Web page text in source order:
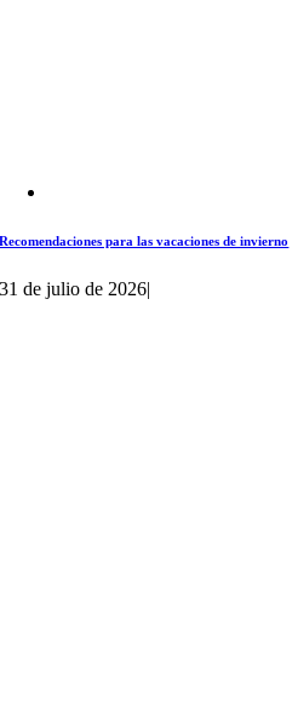
Recomendaciones para las vacaciones de invierno
31 de julio de 2026|